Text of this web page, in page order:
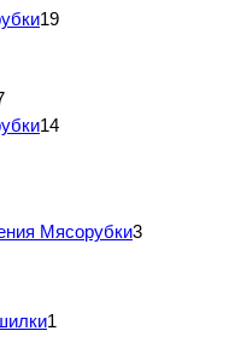
19
14
Мясорубки3
1